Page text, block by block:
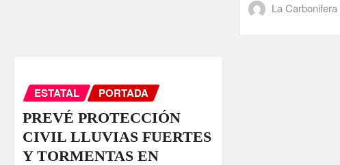
La Carbonifera
ESTATAL PORTADA
PREVÉ PROTECCIÓN
CIVIL LLUVIAS FUERTES
Y TORMENTAS EN